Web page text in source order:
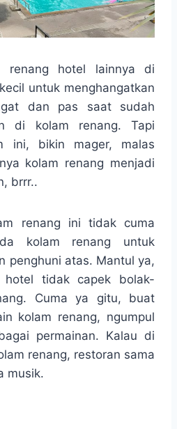
renang hotel lainnya di
untuk menghangatkan
dan pas saat sudah
di kolam renang. Tapi
ini, bikin mager, malas
kolam renang menjadi
brrr..
renang ini tidak cuma
kolam renang untuk
penghuni atas. Mantul ya,
hotel tidak capek bolak-
Cuma ya gitu, buat
kolam renang, ngumpul
permainan. Kalau di
renang, restoran sama
musik.